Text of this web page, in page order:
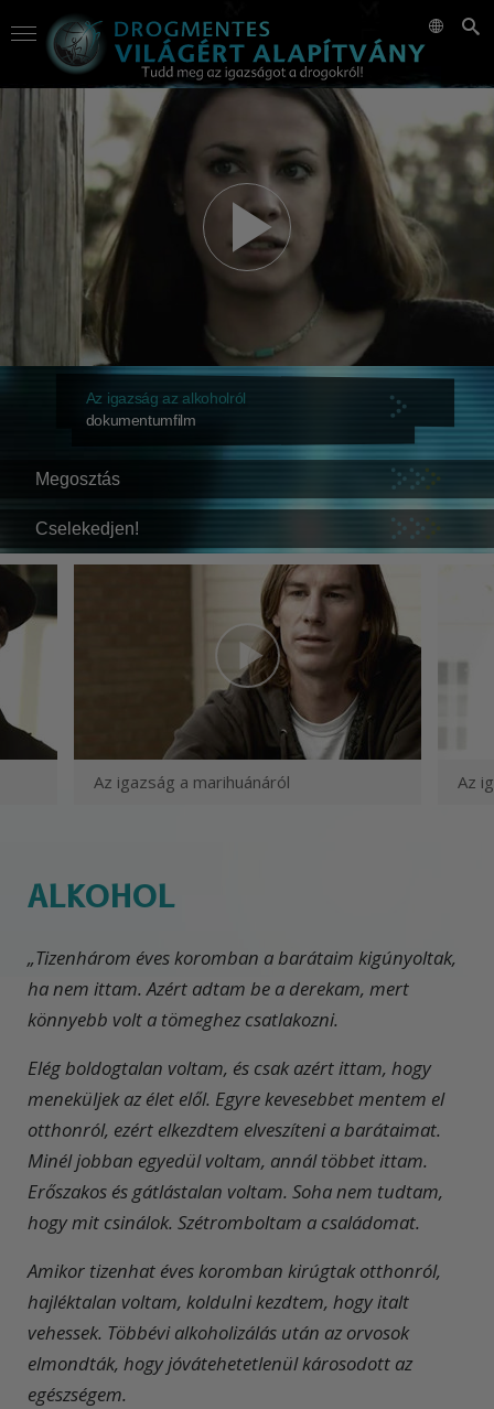
Az igazság az alkoholról
dokumentumfilm
Megosztás
Cselekedjen!
Az igazság a marihuánáról Az
ALKOHOL
„Tizenhárom éves koromban a barátaim kigúnyoltak,
ha nem ittam. Azért adtam be a derekam, mert
könnyebb volt a tömeghez csatlakozni.
Elég boldogtalan voltam, és csak azért ittam, hogy
meneküljek az élet elől. Egyre kevesebbet mentem el
otthonról, ezért elkezdtem elveszíteni a barátaimat.
Minél jobban egyedül voltam, annál többet ittam.
Erőszakos és gátlástalan voltam. Soha nem tudtam,
hogy mit csinálok. Szétromboltam a családomat.
Amikor tizenhat éves koromban kirúgtak otthonról,
hajléktalan voltam, koldulni kezdtem, hogy italt
vehessek. Többévi alkoholizálás után az orvosok
elmondták, hogy jóvátehetetlenül károsodott az
egészségem.